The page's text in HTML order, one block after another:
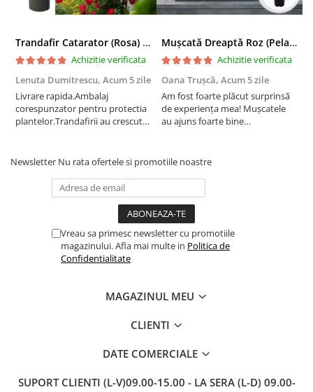
Trandafir Catarator (Rosa) Red Climber - 75cm
Achizitie verificata
Lenuta Dumitrescu, Acum 5 zile
Livrare rapida.Ambalaj
corespunzator pentru protectia
plantelor.Trandafirii au crescut
Mușcată Dreaptă Roz (Pelargonium Zonale)
Achizitie verificata
Oana Trușcă, Acum 5 zile
Am fost foarte plăcut surprinsă
de experiența mea! Mușcatele
au ajuns foarte bine
transportului. Se vede că au fost
Newsletter Nu rata ofertele si promotiile noastre
Vreau sa primesc newsletter cu promotiile
magazinului. Afla mai multe in Politica de
Confidentialitate
MAGAZINUL MEU
CLIENTI
DATE COMERCIALE
SUPORT CLIENTI (L-V)09.00-15.00 - LA SERA (L-D) 09.00-